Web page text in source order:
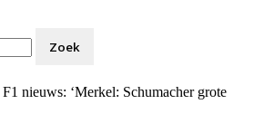
F1 nieuws: ‘Merkel: Schumacher grote